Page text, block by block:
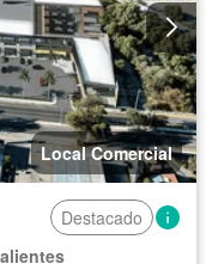
Local Comercial
Destacado